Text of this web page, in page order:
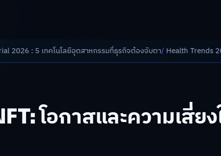
ตสาหกรรมที่ธุรกิจต้องจับตา/Health Trends 2026: 5 เรื่องเกี่ยวกับก
โอกาสและความเสี่ย